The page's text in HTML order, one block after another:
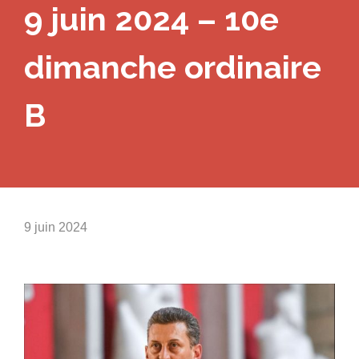
9 juin 2024 – 10e
dimanche ordinaire
B
9 juin 2024